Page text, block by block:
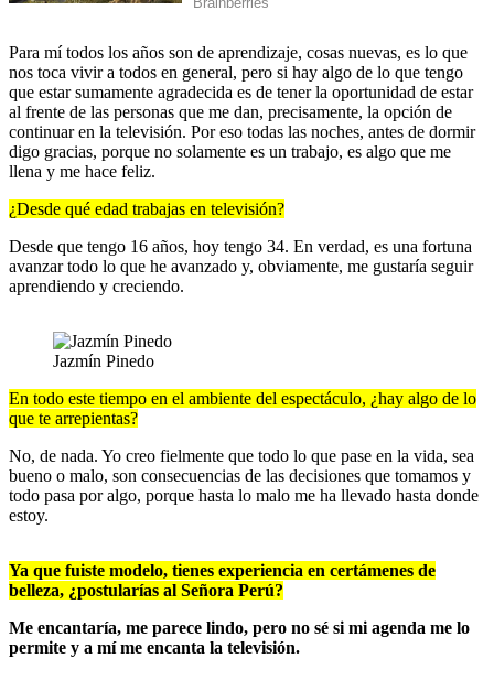
Para mí todos los años son de aprendizaje, cosas nuevas, es lo que
nos toca vivir a todos en general, pero si hay algo de lo que tengo
que estar sumamente agradecida es de tener la oportunidad de estar
al frente de las personas que me dan, precisamente, la opción de
continuar en la televisión. Por eso todas las noches, antes de dormir
digo gracias, porque no solamente es un trabajo, es algo que me
llena y me hace feliz.
¿Desde qué edad trabajas en televisión?
Desde que tengo 16 años, hoy tengo 34. En verdad, es una fortuna
avanzar todo lo que he avanzado y, obviamente, me gustaría seguir
aprendiendo y creciendo.
Jazmín Pinedo
En todo este tiempo en el ambiente del espectáculo, ¿hay algo de lo
que te arrepientas?
No, de nada. Yo creo fielmente que todo lo que pase en la vida, sea
bueno o malo, son consecuencias de las decisiones que tomamos y
todo pasa por algo, porque hasta lo malo me ha llevado hasta donde
estoy.
Ya que fuiste modelo, tienes experiencia en certámenes de
belleza, ¿postularías al Señora Perú?
Me encantaría, me parece lindo, pero no sé si mi agenda me lo
permite y a mí me encanta la televisión.